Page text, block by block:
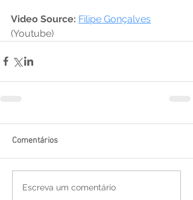
Video Source: Filipe Gonçalves
(Youtube)
Comentários
Escreva um comentário